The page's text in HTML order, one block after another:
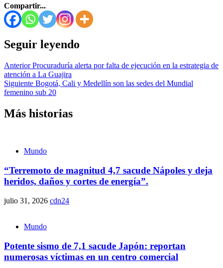
Compartir...
Seguir leyendo
AnteriorProcuraduría alerta por falta de ejecución en la estrategia de
atención a La Guajira
Siguiente Bogotá, Cali y Medellín son las sedes del Mundial
femenino sub 20
Más historias
Mundo
“Terremoto de magnitud 4,7 sacude Nápoles y deja
heridos, daños y cortes de energía”.
julio 31, 2026 cdn24
Mundo
Potente sismo de 7,1 sacude Japón: reportan
numerosas víctimas en un centro comercial